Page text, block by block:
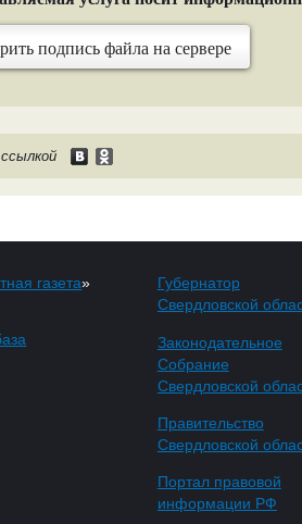
подпись файла на сервере
газета»
Губернатор
Свердловской
Законодательное
Собрание
Свердловской
Правительство
Свердловской
Портал правовой
информации РФ